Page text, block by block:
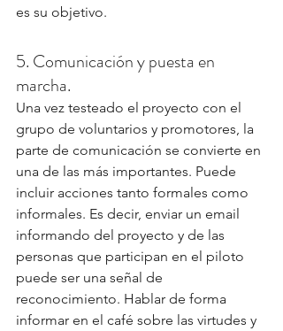
es su objetivo.
5. Comunicación y puesta en
marcha.
Una vez testeado el proyecto con el
grupo de voluntarios y promotores, la
parte de comunicación se convierte en
una de las más importantes. Puede
incluir acciones tanto formales como
informales. Es decir, enviar un email
informando del proyecto y de las
personas que participan en el piloto
puede ser una señal de
reconocimiento. Hablar de forma
informar en el café sobre las virtudes y